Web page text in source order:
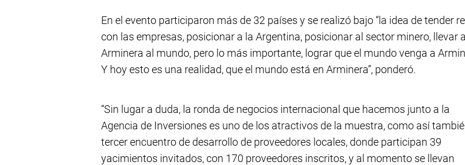
En el evento participaron más de 32 países y se realizó bajo “la idea de tender
con las empresas, posicionar a la Argentina, posicionar al sector minero, llevar a
Arminera al mundo, pero lo más importante, lograr que el mundo venga a
Y hoy esto es una realidad, que el mundo está en Arminera”, ponderó.
“Sin lugar a duda, la ronda de negocios internacional que hacemos junto a la
Agencia de Inversiones es uno de los atractivos de la muestra, como así
tercer encuentro de desarrollo de proveedores locales, donde participan 39
yacimientos invitados, con 170 proveedores inscritos, y al momento se llevan